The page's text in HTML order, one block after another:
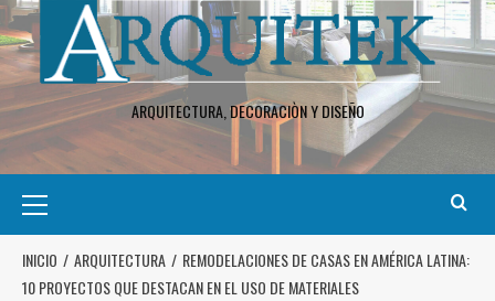
ARQUITECTURA, DECORACIÒN Y DISEÑO
INICIO ARQUITECTURA
REMODELACIONES DE CASAS EN AMÉRICA LATINA:
10 PROYECTOS QUE DESTACAN EN EL USO DE MATERIALES